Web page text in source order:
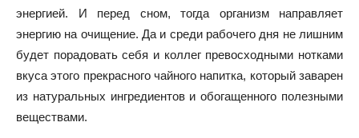
энергией. И перед сном, тогда организм направляет
энергию на очищение. Да и среди рабочего дня не лишним
будет порадовать себя и коллег превосходными нотками
вкуса этого прекрасного чайного напитка, который заварен
из натуральных ингредиентов и обогащенного полезными
веществами.